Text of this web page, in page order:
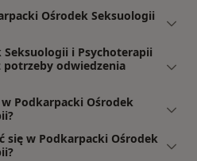
Ośrodek Seksuologii
Seksuologii i Psychoterapii
odwiedzenia
Podkarpacki Ośrodek
się w Podkarpacki Ośrodek